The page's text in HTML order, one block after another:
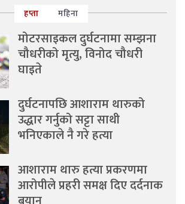
हप्ता महिना
मोटरसाइकल दुर्घटनामा सम्झना
चौधरीको मृत्यु, विनोद चौधरी
घाइते
दुर्घटनापछि आशाराम थारुको
उद्धार गर्नुको सट्टा साथी
भनिएकाले नै गरे हत्या
आशाराम थारु हत्या प्रकरणमा
आरोपीले प्रहरी समक्ष दिए दर्दनाक